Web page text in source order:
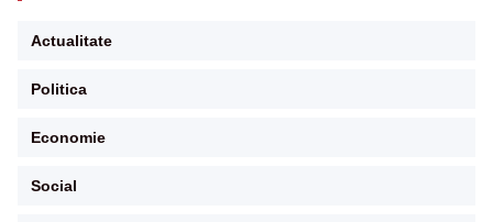
Actualitate
Politica
Economie
Social